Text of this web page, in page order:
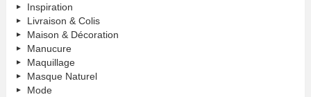
Inspiration
Livraison & Colis
Maison & Décoration
Manucure
Maquillage
Masque Naturel
Mode